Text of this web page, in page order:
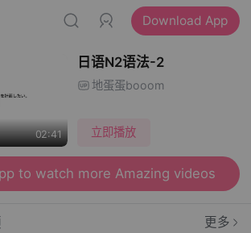
Download App
02:41
日语N2语法-2
地蛋蛋booom
立即播放
to watch more Amazing videos
更多